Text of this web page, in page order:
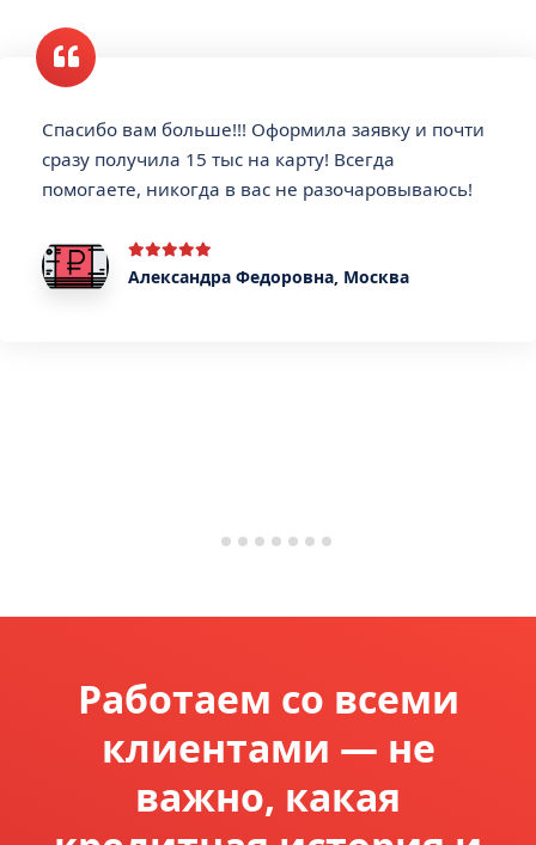
Спасибо вам больше!!! Оформила заявку и почти
сразу получила 15 тыс на карту! Всегда
помогаете, никогда в вас не разочаровываюсь!
Александра Федоровна, Москва
Работаем со всеми
клиентами — не
важно, какая